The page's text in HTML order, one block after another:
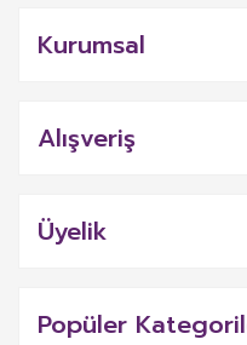
Kurumsal
Alışveriş
Üyelik
Popüler